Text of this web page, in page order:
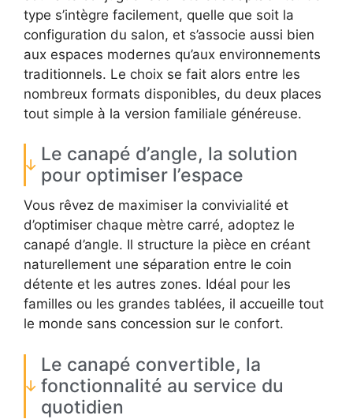
type s’intègre facilement, quelle que soit la
configuration du salon, et s’associe aussi bien
aux espaces modernes qu’aux environnements
traditionnels. Le choix se fait alors entre les
nombreux formats disponibles, du deux places
tout simple à la version familiale généreuse.
Le canapé d’angle, la solution
pour optimiser l’espace
Vous rêvez de maximiser la convivialité et
d’optimiser chaque mètre carré, adoptez le
canapé d’angle. Il structure la pièce en créant
naturellement une séparation entre le coin
détente et les autres zones. Idéal pour les
familles ou les grandes tablées, il accueille tout
le monde sans concession sur le confort.
Le canapé convertible, la
fonctionnalité au service du
quotidien